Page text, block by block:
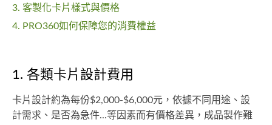
3. 客製化卡片樣式與價格
4. PRO360如何保障您的消費權益
1. 各類卡片設計費用
卡片設計約為每份$2,000-$6,000元，依據不同用途、設
計需求、是否為急件...等因素而有價格差異，成品製作難